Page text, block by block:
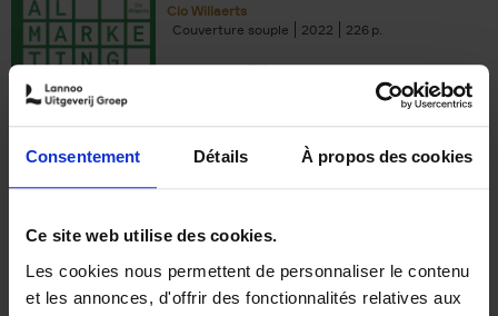
Consentement Détails À propos des cookies
Ce site web utilise des cookies.
Les cookies nous permettent de personnaliser le contenu
et les annonces, d'offrir des fonctionnalités relatives aux
Clo Willaerts
Couverture souple
2022 226
€35,50
The Offer You Can't
Refuse